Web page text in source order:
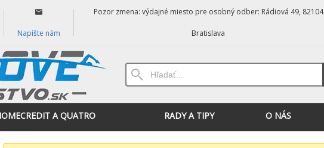
Napíšte nám
Pozor zmena: výdajné miesto pre osobný odber: Rádiová 49, 82104
Bratislava
A QUATRO RADY A TIPY O NÁS